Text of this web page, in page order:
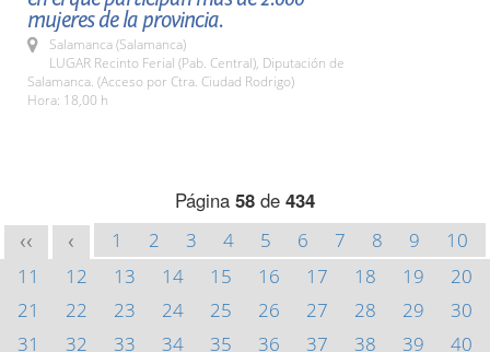
mujeres de la provincia.
Salamanca (Salamanca)
LUGAR Recinto Ferial (Pab. Central), Diputación de
Salamanca. (Acceso por Ctra. Ciudad Rodrigo)
Hora: 18,00 h
Página 58 de 434
<< < 1 2 3 4 5 6 7 8 9
10
11
12 13 14 15 16 17 18 19
20
21
22 23 24 25 26 27 28 29
30
31
32 33 34 35 36 37 38 39
40